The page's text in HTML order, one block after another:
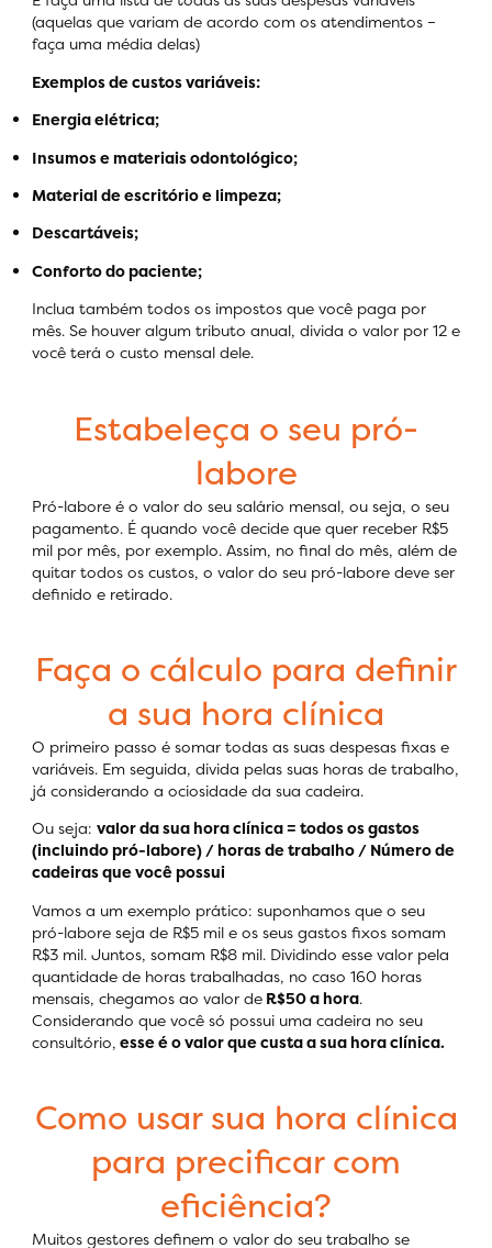
(aquelas que variam de acordo com os atendimentos –
faça uma média delas)
Exemplos de custos variáveis:
Energia elétrica;
Insumos e materiais odontológico;
Material de escritório e limpeza;
Descartáveis;
Conforto do paciente;
Inclua também todos os impostos que você paga por
mês. Se houver algum tributo anual, divida o valor por 12 e
você terá o custo mensal dele.
Estabeleça o seu pró-
labore
Pró-labore é o valor do seu salário mensal, ou seja, o seu
pagamento. É quando você decide que quer receber R$5
mil por mês, por exemplo. Assim, no final do mês, além de
quitar todos os custos, o valor do seu pró-labore deve ser
definido e retirado.
Faça o cálculo para definir
a sua hora clínica
O primeiro passo é somar todas as suas despesas fixas e
variáveis. Em seguida, divida pelas suas horas de trabalho,
já considerando a ociosidade da sua cadeira.
Ou seja: valor da sua hora clínica = todos os gastos
(incluindo pró-labore) / horas de trabalho / Número de
cadeiras que você possui
Vamos a um exemplo prático: suponhamos que o seu
pró-labore seja de R$5 mil e os seus gastos fixos somam
R$3 mil. Juntos, somam R$8 mil. Dividindo esse valor pela
quantidade de horas trabalhadas, no caso 160 horas
mensais, chegamos ao valor de R$50 a hora.
Considerando que você só possui uma cadeira no seu
consultório, esse é o valor que custa a sua hora clínica.
Como usar sua hora clínica
para precificar com
eficiência?
Muitos gestores definem o valor do seu trabalho se